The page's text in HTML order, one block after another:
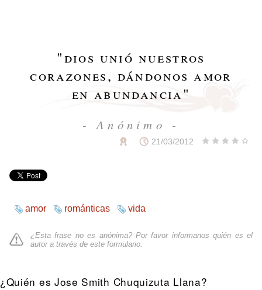
"dios unió nuestros
corazones, dándonos amor
en abundancia"
- Anónimo -
21/03/2012
amor románticas vida
¿Esta frase no es anónima? Por favor informanos quién es el
autor a través de este formulario.
¿Quién es Jose Smith Chuquizuta Llana?